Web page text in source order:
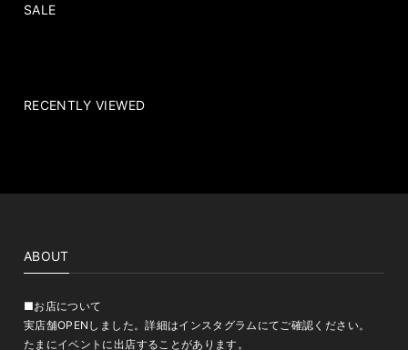
SALE
RECENTLY VIEWED
ABOUT
■お店について
実店舗OPENしました。詳細はインスタグラムにてご確認ください。
たまにイベントに出店することがあります。